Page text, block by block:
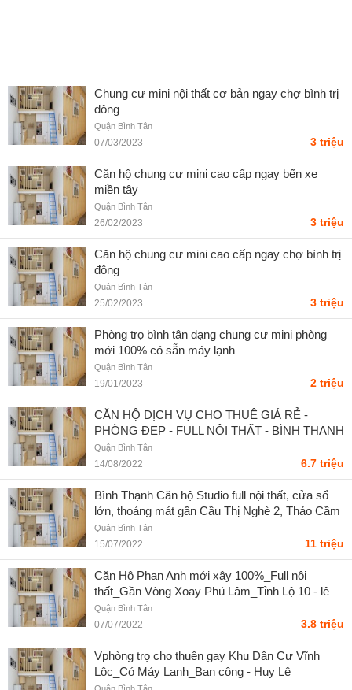
Chung cư mini nội thất cơ bản ngay chợ bình trị
đông
Quận Bình Tân
07/03/2023 3 triệu
Căn hộ chung cư mini cao cấp ngay bến xe
miền tây
Quận Bình Tân
26/02/2023 3 triệu
Căn hộ chung cư mini cao cấp ngay chợ bình trị
đông
Quận Bình Tân
25/02/2023 3 triệu
Phòng trọ bình tân dạng chung cư mini phòng
mới 100% có sẵn máy lạnh
Quận Bình Tân
19/01/2023 2 triệu
CĂN HỘ DỊCH VỤ CHO THUÊ GIÁ RẺ -
PHÒNG ĐẸP - FULL NỘI THẤT - BÌNH THẠNH
- Căn hộ Sài Gòn
Quận Bình Tân
14/08/2022 6.7 triệu
Bình Thạnh Căn hộ Studio full nội thất, cửa sổ
lớn, thoáng mát gần Cầu Thị Nghè 2, Thảo Cầm
Viên - Căn Hộ TPHCM
Quận Bình Tân
15/07/2022 11 triệu
Căn Hộ Phan Anh mới xây 100%_Full nội
thất_Gần Vòng Xoay Phú Lâm_Tỉnh Lộ 10 - lê
hoàng gia huy
Quận Bình Tân
07/07/2022 3.8 triệu
Vphòng trọ cho thuên gay Khu Dân Cư Vĩnh
Lộc_Có Máy Lạnh_Ban công - Huy Lê